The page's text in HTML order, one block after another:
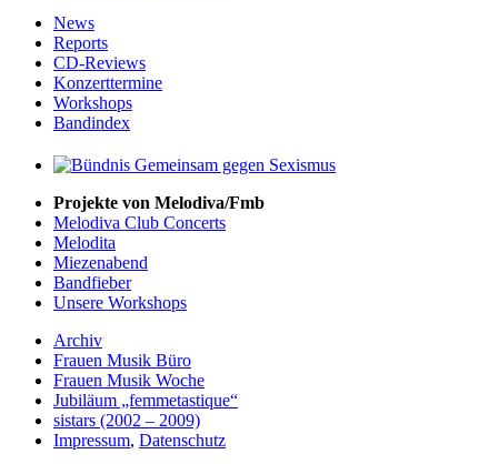
News
Reports
CD-Reviews
Konzerttermine
Workshops
Bandindex
Projekte von Melodiva/Fmb
Melodiva Club Concerts
Melodita
Miezenabend
Bandfieber
Unsere Workshops
Archiv
Frauen Musik Büro
Frauen Musik Woche
Jubiläum „femmetastique“
sistars (2002 – 2009)
Impressum, Datenschutz